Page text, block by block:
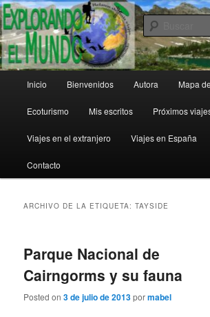
Ir
al
contenido
principal
Ir
al
contenido
secundarioExplorando el Mundo
principal
Inicio Bienvenidos Autora Mapa
Ecoturismo Mis escritos Próximos
Viajes en el extranjero Viajes en España
Contacto
ARCHIVO DE LA ETIQUETA:TAYSIDE
Parque Nacional de
Cairngorms y su fauna
Posted on3 de julio de 2013pormabel